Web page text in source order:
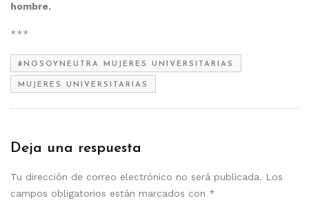
hombre.
***
#NOSOYNEUTRA MUJERES UNIVERSITARIAS
MUJERES UNIVERSITARIAS
Deja una respuesta
Tu dirección de correo electrónico no será publicada. Los
campos obligatorios están marcados con *